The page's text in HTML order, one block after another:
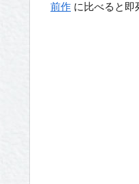
前作 に比べると即